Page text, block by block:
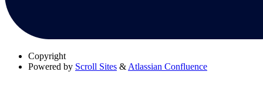
Copyright
Powered by Scroll Sites & Atlassian Confluence